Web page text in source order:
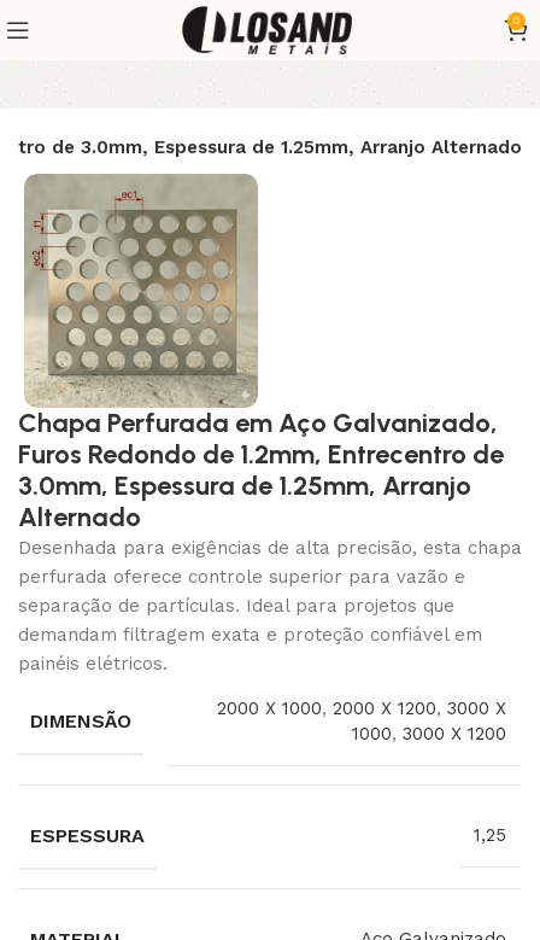
0
de 3.0mm, Espessura de 1.25mm, Arranjo Alternado
Chapa Perfurada em Aço Galvanizado,
Furos Redondo de 1.2mm, Entrecentro de
3.0mm, Espessura de 1.25mm, Arranjo
Alternado
Desenhada para exigências de alta precisão, esta chapa
perfurada oferece controle superior para vazão e
separação de partículas. Ideal para projetos que
demandam filtragem exata e proteção confiável em
painéis elétricos.
DIMENSÃO
2000 X 1000,2000 X 1200,3000 X
1000,3000 X 1200
ESPESSURA 1,25